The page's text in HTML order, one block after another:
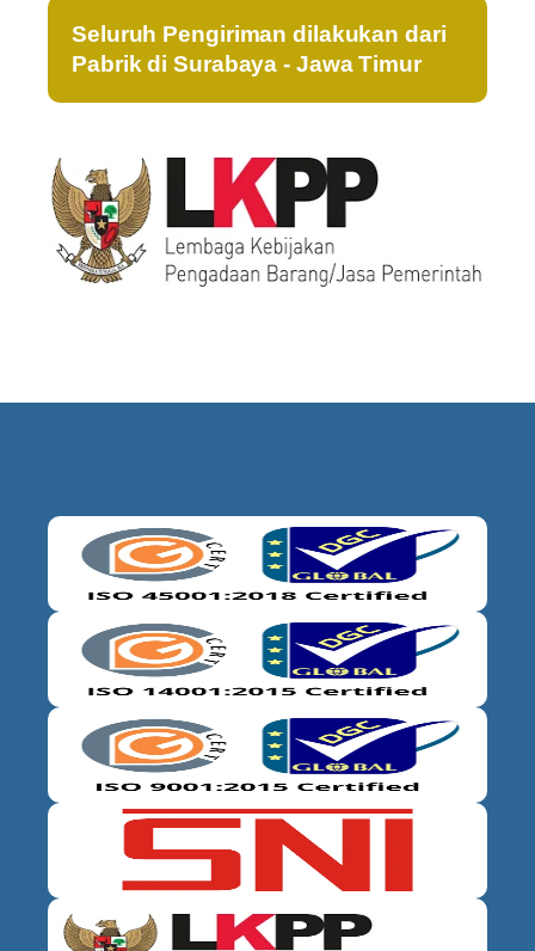
Seluruh Pengiriman dilakukan dari
Pabrik di Surabaya - Jawa Timur